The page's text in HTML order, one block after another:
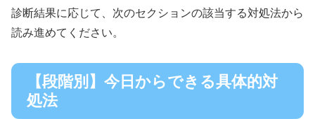
診断結果に応じて、次のセクションの該当する対処法から
読み進めてください。
【段階別】今日からできる具体的対
処法